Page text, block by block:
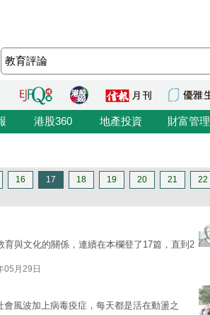
港股360 地產投資 財富管理
16 17 18 19 20 21 22
與文化的關係，連續在本欄登了17篇，直到2
05月29日
風波加上病毒疫症，每天都是活在動盪之